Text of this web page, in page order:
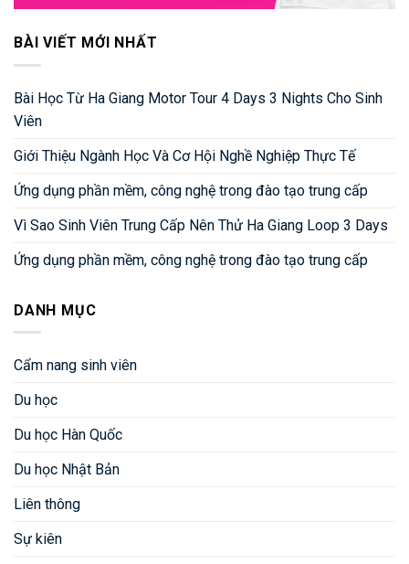
BÀI VIẾT MỚI NHẤT
Bài Học Từ Ha Giang Motor Tour 4 Days 3 Nights Cho Sinh
Viên
Giới Thiệu Ngành Học Và Cơ Hội Nghề Nghiệp Thực Tế
Ứng dụng phần mềm, công nghệ trong đào tạo trung cấp
Vì Sao Sinh Viên Trung Cấp Nên Thử Ha Giang Loop 3 Days
Ứng dụng phần mềm, công nghệ trong đào tạo trung cấp
DANH MỤC
Cẩm nang sinh viên
Du học
Du học Hàn Quốc
Du học Nhật Bản
Liên thông
Sự kiên